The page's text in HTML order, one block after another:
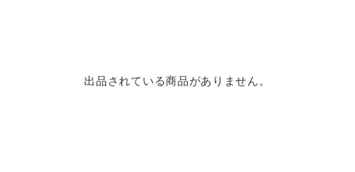
出品されている商品がありません。